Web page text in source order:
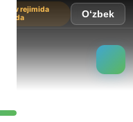
sinov rejimida
O‘zbek